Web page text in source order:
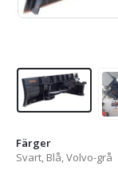
Färger
Svart, Blå, Volvo-grå